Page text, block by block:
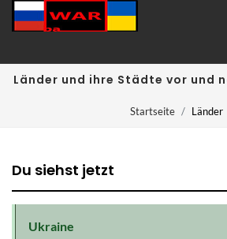
Länder und ihre Städte vor und
Startseite Länder
Du siehst jetzt
Ukraine